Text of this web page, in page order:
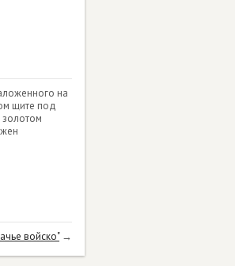
на
щите под
войско"→